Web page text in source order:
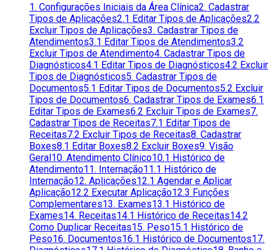
1. Configurações Iniciais da Área Clínica2. Cadastrar
Tipos de Aplicações2.1 Editar Tipos de Aplicações2.2
Excluir Tipos de Aplicações3. Cadastrar Tipos de
Atendimentos3.1 Editar Tipos de Atendimentos3.2
Excluir Tipos de Atendimento4. Cadastrar Tipos de
Diagnósticos4.1 Editar Tipos de Diagnósticos4.2 Excluir
Tipos de Diagnósticos5. Cadastrar Tipos de
Documentos5.1 Editar Tipos de Documentos5.2 Excluir
Tipos de Documentos6. Cadastrar Tipos de Exames6.1
Editar Tipos de Exames6.2 Excluir Tipos de Exames7.
Cadastrar Tipos de Receitas7.1 Editar Tipos de
Receitas7.2 Excluir Tipos de Receitas8. Cadastrar
Boxes8.1 Editar Boxes8.2 Excluir Boxes9. Visão
Geral10. Atendimento Clínico10.1 Histórico de
Atendimento11. Internação11.1 Histórico de
Internação12. Aplicações12.1 Agendar e Aplicar
Aplicação12.2 Executar Aplicação12.3 Funções
Complementares13. Exames13.1 Histórico de
Exames14. Receitas14.1 Histórico de Receitas14.2
Como Duplicar Receitas15. Peso15.1 Histórico de
Peso16. Documentos16.1 Histórico de Documentos17.